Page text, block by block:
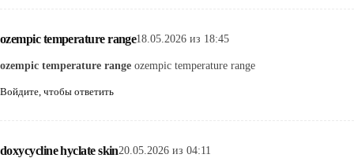
ozempic temperature range18.05.2026 из 18:45
ozempic temperature range ozempic temperature range
Войдите, чтобы ответить
doxycycline hyclate skin20.05.2026 из 04:11